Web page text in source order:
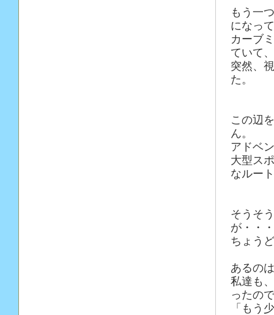
もう一
になっ
カーブ
ていて
突然、
た。
この辺
ん。
アドベ
大型ス
なルー
そうそ
が・・
ちょう
あるの
私達も
ったの
「もう